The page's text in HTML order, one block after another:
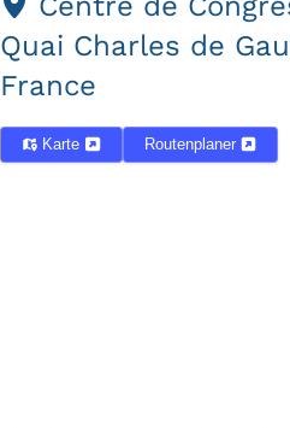
Quai Charles de
France
Karte Routenplaner